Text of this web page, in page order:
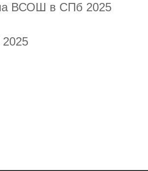
ВСОШ в СПб 2025